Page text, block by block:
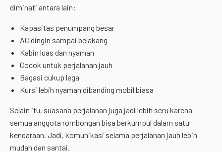
diminati antara lain:
Kapasitas penumpang besar
AC dingin sampai belakang
Kabin luas dan nyaman
Cocok untuk perjalanan jauh
Bagasi cukup lega
Kursi lebih nyaman dibanding mobil biasa
Selain itu, suasana perjalanan juga jadi lebih seru karena
semua anggota rombongan bisa berkumpul dalam satu
kendaraan. Jadi, komunikasi selama perjalanan jauh lebih
mudah dan santai.